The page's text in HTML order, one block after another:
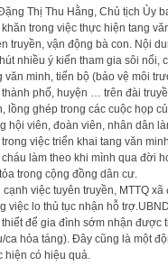
Thị Thu Hằng, Chủ tịch Ủy
khăn trong việc thực hiện tang
truyền, vận động bà con. Nội
nhiều ý kiến tham gia sôi nổi,
văn minh, tiến bộ (bảo vệ môi
thành phố, huyện … trên đài
lồng ghép trong các cuộc họp
hội viên, đoàn viên, nhân dân
việc triển khai tang văn
làm theo khi mình qua đời
trong cộng đồng dân cư.
cạnh việc tuyên truyền, MTTQ
việc lo thủ tục nhận hỗ
để gia đình sớm nhận được
ca hỏa táng). Đây cũng là một
hiện có hiệu quả.